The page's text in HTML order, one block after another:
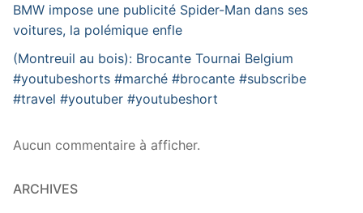
BMW impose une publicité Spider-Man dans ses
voitures, la polémique enfle
(Montreuil au bois): Brocante Tournai Belgium
#youtubeshorts #marché #brocante #subscribe
#travel #youtuber #youtubeshort
Aucun commentaire à afficher.
ARCHIVES